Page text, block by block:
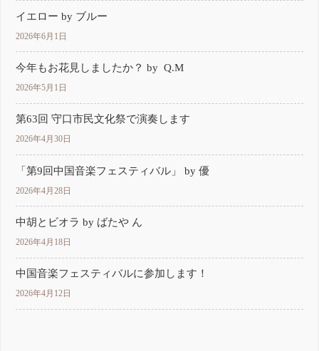
イエロー by ブルー
2026年6月1日
今年もお花見しましたか？ by Q.M
2026年5月1日
第63回 守口市民文化祭で演奏します
2026年4月30日
「第9回中国音楽フェスティバル」 by 優
2026年4月28日
中胡とビオラ by ばたや ん
2026年4月18日
中国音楽フェスティバルに参加します！
2026年4月12日